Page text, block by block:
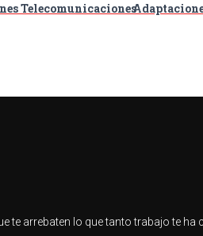
Telecomunicaciones
te arrebaten lo que tanto trabajo te ha